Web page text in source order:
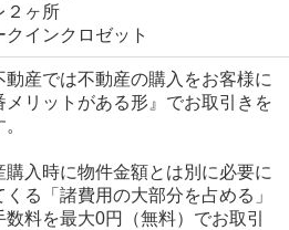
２ヶ所
クインクロゼット
動産では不動産の購入をお客様に
メリットがある形』でお取引きを
購入時に物件金額とは別に必要に
くる「諸費用の大部分を占める」
数料を最大0円（無料）でお取引